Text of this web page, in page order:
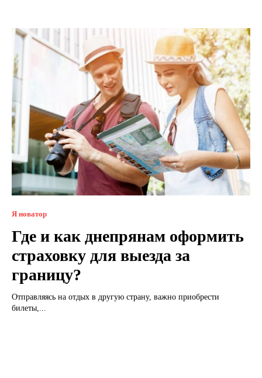
Я новатор
Где и как днепрянам оформить
страховку для выезда за
границу?
Отправляясь на отдых в другую страну, важно приобрести
билеты,...